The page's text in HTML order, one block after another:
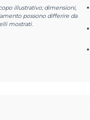
illustrativo; dimensioni,
possono differire da
mostrati.